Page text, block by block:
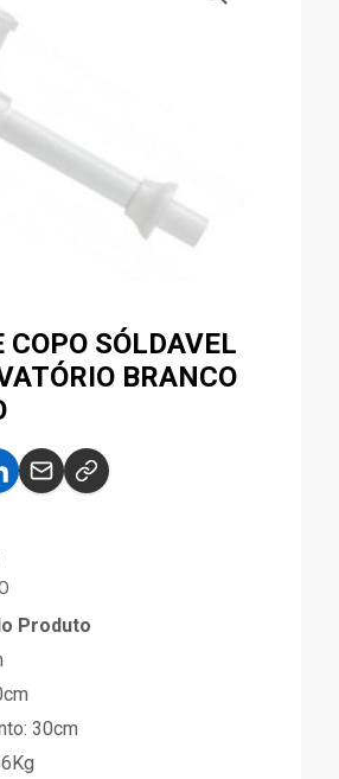
COPO SÓLDAVEL
BRANCO
Produto
30cm